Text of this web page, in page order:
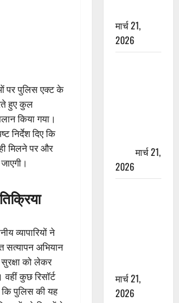
पर पुलिस एक्ट के
हुए कुल
किया गया।
निर्देश दिए कि
मिलने पर और
व्यापारियों ने
सत्यापन अभियान
को लेकर
कुछ रिसॉर्ट
पुलिस की यह
मार्च 21,
2026
मार्च 21,
2026
मार्च 21,
2026